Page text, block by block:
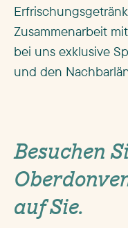
Zusammenarbeit
bei uns exklusive
und den
Besuchen
auf Sie.